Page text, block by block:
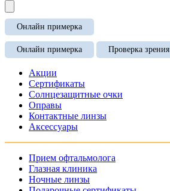
Онлайн примерка
Онлайн примерка Проверка зрения
Акции
Сертификаты
Солнцезащитные очки
Оправы
Контактные линзы
Аксессуары
Прием офтальмолога
Глазная клиника
Ночные линзы